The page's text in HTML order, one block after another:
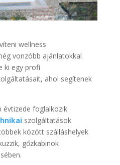
wellness
vonzóbb ajánlatokkal
ki egy profi
ahol segítenek
évtizede foglalkozik
szolgáltatások
között szálláshelyek
gőzkabinok